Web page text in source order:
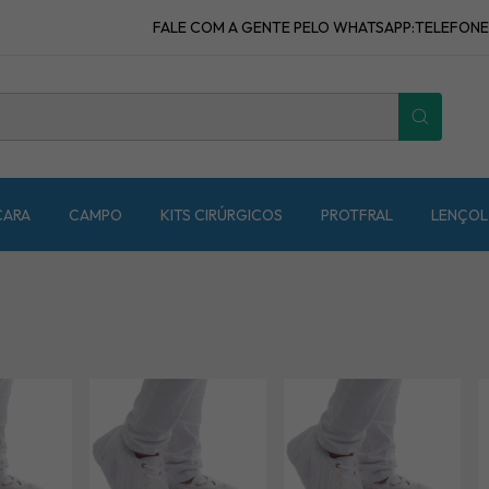
FALE COM A GENTE PELO WHATSAPP:TELEFONE:
CAMPO KITS CIRÚRGICOS PROTFRAL LENÇOL